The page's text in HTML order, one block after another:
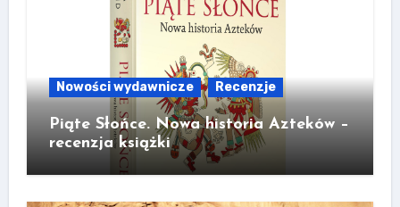
Nowości wydawnicze Recenzje
Piąte Słońce. Nowa historia Azteków –
recenzja książki